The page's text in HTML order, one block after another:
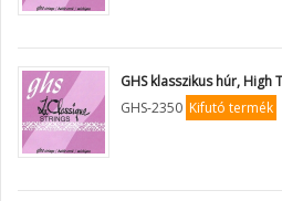
GHS klasszikus húr, High
GHS-2350 Kifutó termék